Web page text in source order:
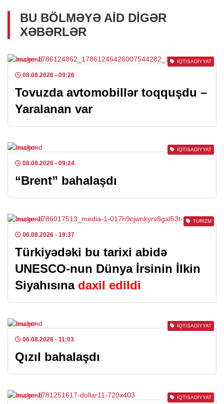
BU BÖLMƏYƏ AID DIGƏR
XƏBƏRLƏR
İQTISADIYYAT
08.08.2026 - 09:26
Tovuzda avtomobillər toqquşdu –
Yaralanan var
İQTISADIYYAT
08.08.2026 - 09:24
“Brent” bahalaşdı
TURIZM
06.08.2026 - 19:37
Türkiyədəki bu tarixi abidə
UNESCO-nun Dünya İrsinin İlkin
Siyahısına daxil edildi
İQTISADIYYAT
06.08.2026 - 11:03
Qızıl bahalaşdı
İQTISADIYYAT